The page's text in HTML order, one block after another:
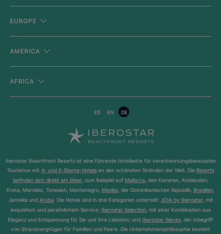
EUROPE
AMERICA
AFRICA
ES EN DE
Iberostar Beachfront Resorts ist eine führende Hotelkette für verantwortungsbewussten
Tourismus mit 4- und 5-Sterne-Hotels an den schönsten Stränden der Welt. Die Resorts
befinden sich direkt am Meer, zum Beispiel auf Mallorca, den Kanaren, Andalusien,
Kreta, Marokko, Tunesien, Montenegro, Mexiko, der Dominikanischen Republik, Brasilien,
Jamaika und Aruba. Die Hotels sind in drei Kategorien unterteilt: JOIA by Iberostar, mit
exquisitem und persönlichem Service; Iberostar Selection, mit einer Kombination aus
Eleganz und Entspannung für Sie und Ihre Liebsten; und Iberostar Waves, der Inbegriff
von Strandvergnügen für Familien und Paare. Die Unternehmensphilosophie besteht